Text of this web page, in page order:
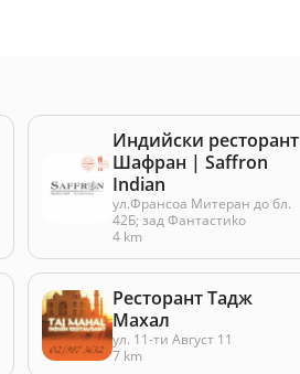
Индийски ресторант
Шафран | Saffron
Indian
ул.Франсоа Митеран до бл.
42Б; зад Фантастиko
4 km
Ресторант Тадж
Махал
ул. 11-ти Август 11
7 km